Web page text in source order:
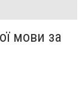
мови за